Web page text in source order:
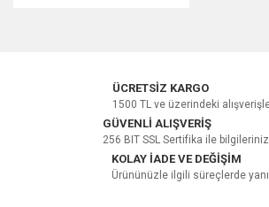
ÜCRETSİZ KARGO
1500 TL ve üzerindeki
GÜVENLİ ALIŞVERİŞ
256 BIT SSL Sertifika ile
KOLAY İADE VE DEĞİŞİM
Ürününüzle ilgili süreçlerde